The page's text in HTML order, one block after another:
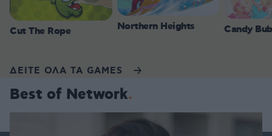
Cut The Rope Northern Heights Candy
ΔΕΙΤΕ ΟΛΑ ΤΑ GAMES
Best of Network